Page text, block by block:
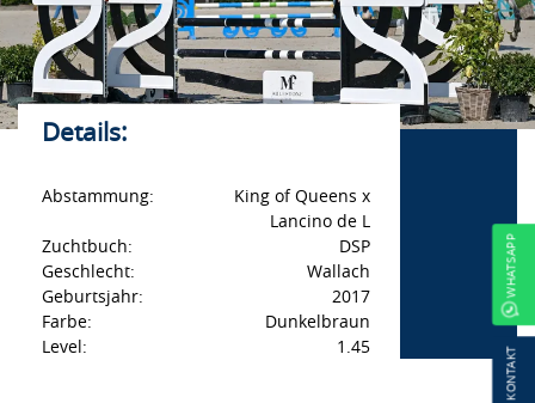
Details:
Abstammung:
King of Queens x
Lancino de L
Zuchtbuch:
DSP
Geschlecht:
Wallach
Geburtsjahr:
2017
Farbe:
Dunkelbraun
Level:
1.45
KONTAKT
WHATSAPP